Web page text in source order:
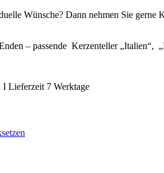
Wünsche? Dann nehmen Sie
– passende Kerzenteller „Italien“,
Lieferzeit 7 Werktage